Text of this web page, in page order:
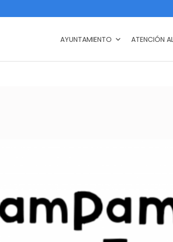
AYUNTAMIENTO ATENCIÓN